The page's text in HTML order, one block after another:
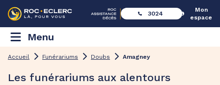
3024
Mon
espace
Menu
Accueil Funérariums Doubs Amagney
Les funérariums aux alentours